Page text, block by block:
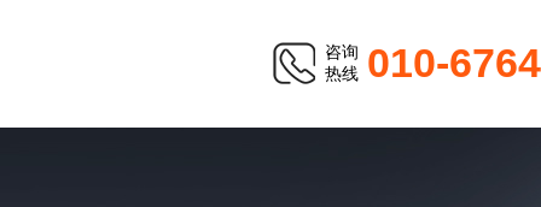
咨询
热线 010-